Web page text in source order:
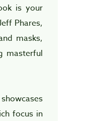
is your
Phares,
masks,
masterful
focus in